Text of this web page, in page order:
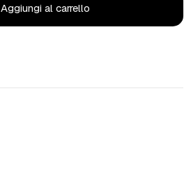
Aggiungi al carrello